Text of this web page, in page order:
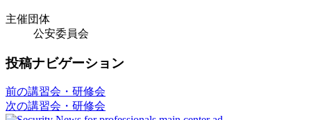
主催団体
公安委員会
投稿ナビゲーション
前の講習会・研修会
次の講習会・研修会